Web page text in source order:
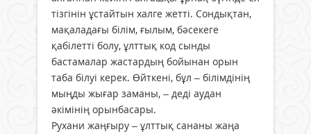
тізгінін ұстайтын халге жетті. Сондықтан,
мақаладағы білім, ғылым, бәсекеге
қабілетті болу, ұлттық код сынды
бастамалар жастардың бойынан орын
таба білуі керек. Өйткені, бұл – білімдінің
мыңды жығар заманы, – деді аудан
әкімінің орынбасары.
Рухани жаңғыру – ұлттық сананы жаңа